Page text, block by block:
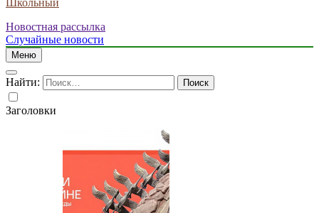
Школьный
Новостная рассылка
Случайные новости
Меню
Найти:
Заголовки